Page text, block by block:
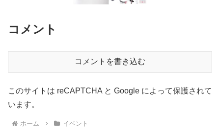
コメント
コメントを書き込む
このサイトは reCAPTCHA と Google によって保護されて
います。
ホーム イベント